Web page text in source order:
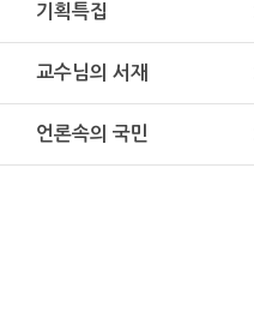
기획특집
교수님의 서재
언론속의 국민